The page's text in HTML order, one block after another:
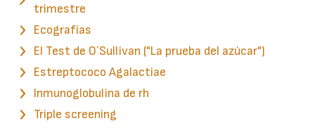
trimestre
Ecografías
El Test de O´Sullivan ("La prueba del azúcar")
Estreptococo Agalactiae
Inmunoglobulina de rh
Triple screening